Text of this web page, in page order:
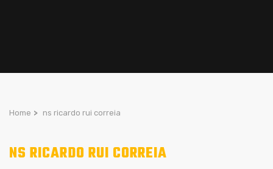
Home > ns ricardo rui correia
NS RICARDO RUI CORREIA